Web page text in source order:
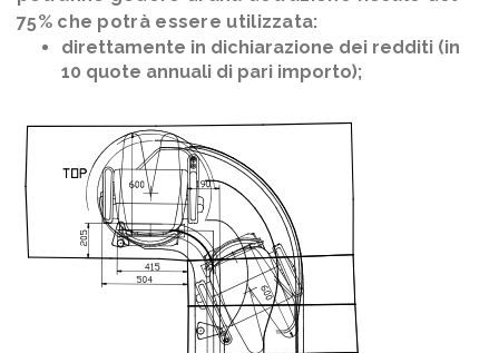
75% che potrà essere utilizzata:
direttamente in dichiarazione dei redditi (in
10 quote annuali di pari importo);